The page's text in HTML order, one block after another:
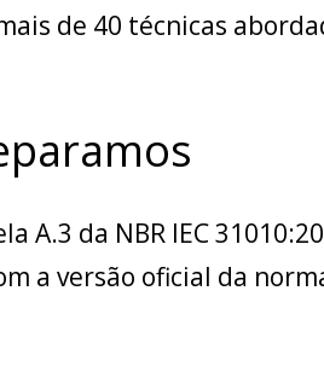
de 40 técnicas
da NBR IEC
a versão oficial da